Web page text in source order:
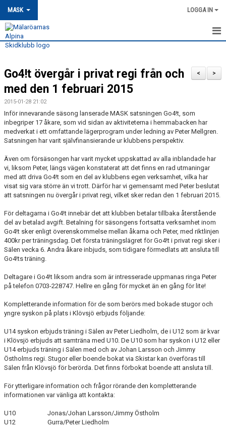
MASK LOGGA IN
MASK-NYHETER
OM MASK
MEDLEMSSKAP
KONTAKT
TRÄNING
TÄVLING
BILDGALLERI
SPONSORER & PARTNERS
>
<
Go4!t övergår i privat regi från och
med den 1 februari 2015
2015-01-28 21:02
Inför innevarande säsong lanserade MASK satsningen Go4!t, som
inbegriper 17 åkare, som vid sidan av aktiviteterna i hemmabacken har
medverkat i ett omfattande lägerprogram under ledning av Peter Mellgren.
Satsningen har varit självfinansierande ur klubbens perspektiv.
Även om försäsongen har varit mycket uppskattad av alla inblandade har
vi, liksom Peter, längs vägen konstaterat att det finns en rad utmaningar
med att driva Go4!t som en del av klubbens egen verksamhet, vilka har
visat sig vara större än vi trott. Därför har vi gemensamt med Peter beslutat
att satsningen nu övergår i privat regi, vilket sker redan den 1 februari 2015.
För deltagarna i Go4!t innebär det att klubben betalar tillbaka återstående
del av betalad avgift. Betalning för säsongens fortsatta verksamhet inom
Go4!t sker enligt överenskommelse mellan åkarna och Peter, med riktlinjen
400kr per träningsdag. Det första träningslägret för Go4!t i privat regi sker i
Sälen vecka 6. Andra åkare inbjuds, som tidigare förmedlats att ansluta till
Go4!ts träning.
Deltagare i Go4!t liksom andra som är intresserade uppmanas ringa Peter
på telefon 0703-228747. Hellre en gång för mycket än en gång för lite!
Kompletterande information för de som berörs med bokade stugor och
yngre syskon på plats i Klövsjö erbjuds följande:
U14 syskon erbjuds träning i Sälen av Peter Liedholm, de i U12 som är kvar
i Klövsjö erbjuds att samträna med U10. De U10 som har syskon i U12 eller
U14 erbjuds träning i Sälen med och av Johan Larsson och Jimmy
Östholms regi. Stugor eller boende bokat via Skistar kan överföras till
Sälen från Klövsjö för berörda. Det finns förbokat boende att ansluta till.
För ytterligare information och frågor rörande den kompletterande
informationen var vänliga att kontakta:
U10 Jonas/Johan Larsson/Jimmy Östholm
U12 Gurra/Peter Liedholm